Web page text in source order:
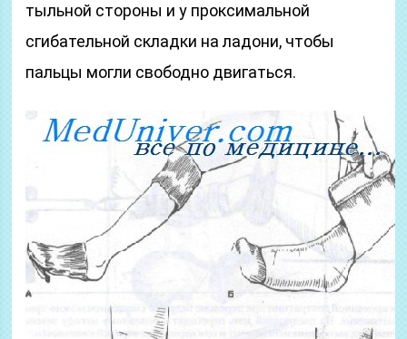
тыльной стороны и у проксимальной
сгибательной складки на ладони, чтобы
пальцы могли свободно двигаться.